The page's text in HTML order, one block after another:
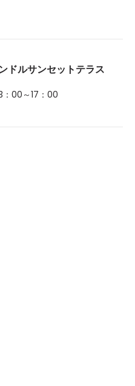
ドルサンセットテラス
00～17：00